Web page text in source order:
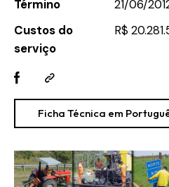
Término
21/06/
Custos do
serviço
R$
Ficha Técnica em